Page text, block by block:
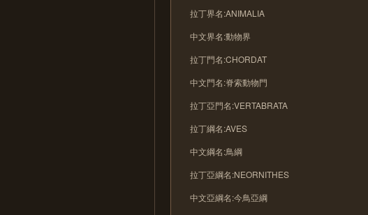
拉丁界名:ANIMALIA
中文界名:動物界
拉丁門名:CHORDAT
中文門名:脊索動物門
拉丁亞門名:VERTABRATA
拉丁綱名:AVES
中文綱名:鳥綱
拉丁亞綱名:NEORNITHES
中文亞綱名:今鳥亞綱